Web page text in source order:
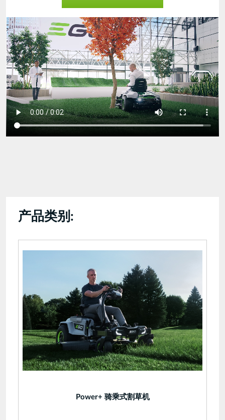
EGO-
Spring2023-
Desktop-
1280x720-
sm.mp4
产品类别:
Power+ 骑乘式割草机